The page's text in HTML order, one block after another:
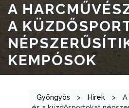
CÉGEK
ÉS
INTÉZMÉNYEK
NYOMTATVÁNYOK
ÜGYINTÉZÉS
A
A
KEMPÓSOK
Gyöngyös > Hírek >